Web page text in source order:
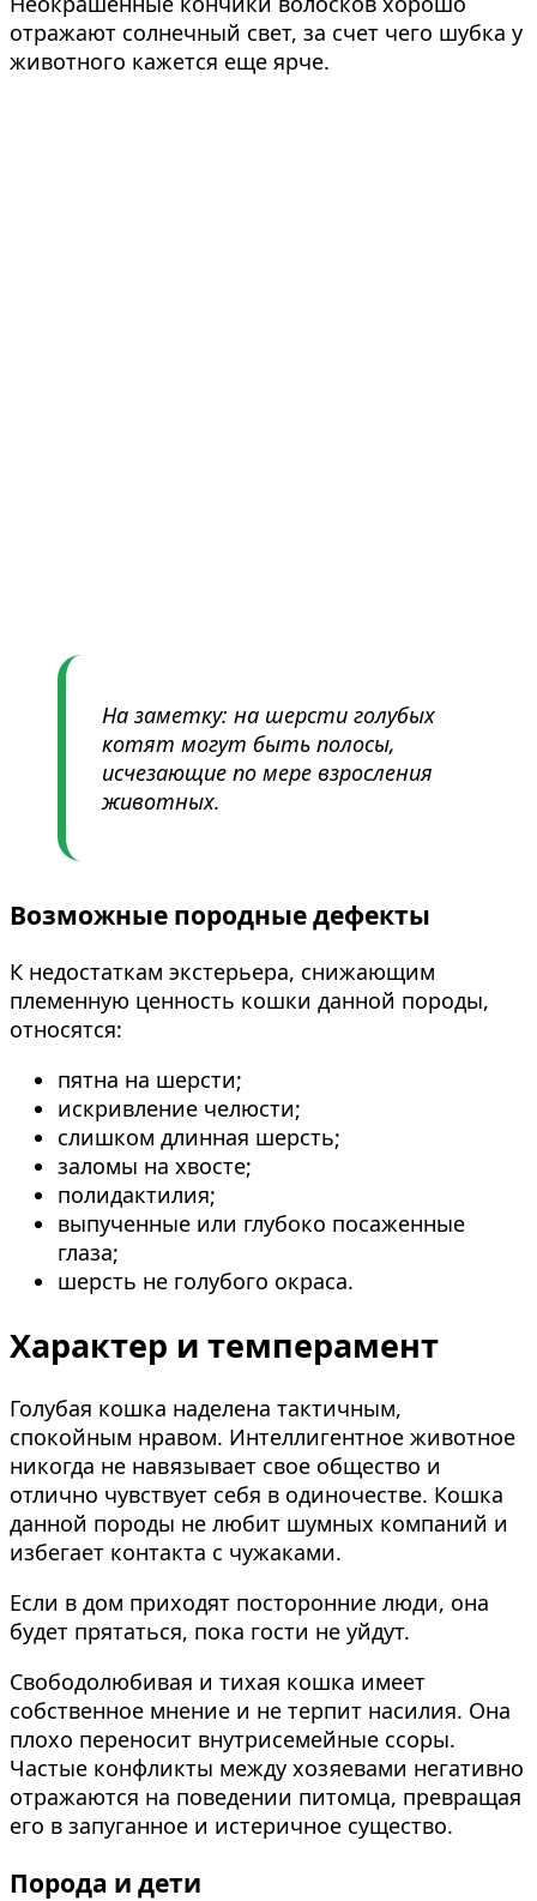
отражают солнечный свет, за счет чего шубка у
животного кажется еще ярче.
На заметку: на шерсти голубых
котят могут быть полосы,
исчезающие по мере взросления
животных.
Возможные породные дефекты
К недостаткам экстерьера, снижающим
племенную ценность кошки данной породы,
относятся:
пятна на шерсти;
искривление челюсти;
слишком длинная шерсть;
заломы на хвосте;
полидактилия;
выпученные или глубоко посаженные
глаза;
шерсть не голубого окраса.
Характер и темперамент
Голубая кошка наделена тактичным,
спокойным нравом. Интеллигентное животное
никогда не навязывает свое общество и
отлично чувствует себя в одиночестве. Кошка
данной породы не любит шумных компаний и
избегает контакта с чужаками.
Если в дом приходят посторонние люди, она
будет прятаться, пока гости не уйдут.
Свободолюбивая и тихая кошка имеет
собственное мнение и не терпит насилия. Она
плохо переносит внутрисемейные ссоры.
Частые конфликты между хозяевами негативно
отражаются на поведении питомца, превращая
его в запуганное и истеричное существо.
Порода и дети